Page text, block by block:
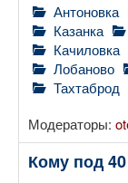
Антоновка
Казанка
Качиловка
Лобаново
Тахтаброд
Модераторы:
Кому под 40